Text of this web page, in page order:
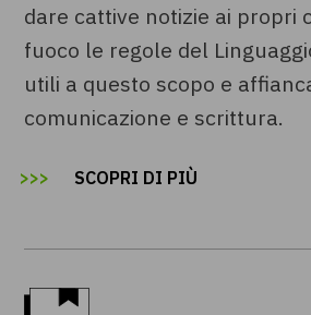
dare cattive notizie ai propri
fuoco le regole del
utili a questo scopo e
comunicazione e scrittura.
SCOPRI DI PIÙ